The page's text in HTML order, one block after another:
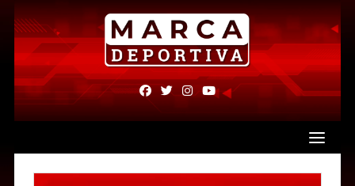
Skip
content
fab
fa-
fab
fa-
fab fab